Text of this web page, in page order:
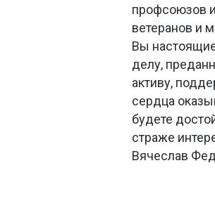
профсоюзов
ветеранов и
Вы
делу,
активу,
сердца
будете
страже
Вячеслав